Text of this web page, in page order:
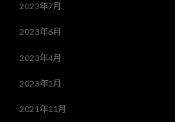
2023年7月
2023年6月
2023年4月
2023年1月
2021年11月